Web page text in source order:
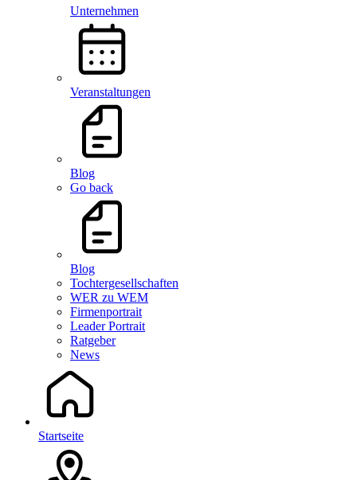
Unternehmen
Veranstaltungen
Blog
Go back
Blog
Tochtergesellschaften
WER zu WEM
Firmenportrait
Leader Portrait
Ratgeber
News
Startseite